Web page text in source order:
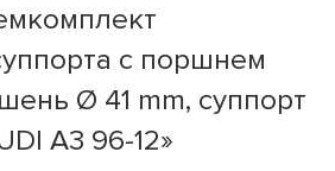
с поршнем
Ø 41 mm, суппорт
A3 96-12»